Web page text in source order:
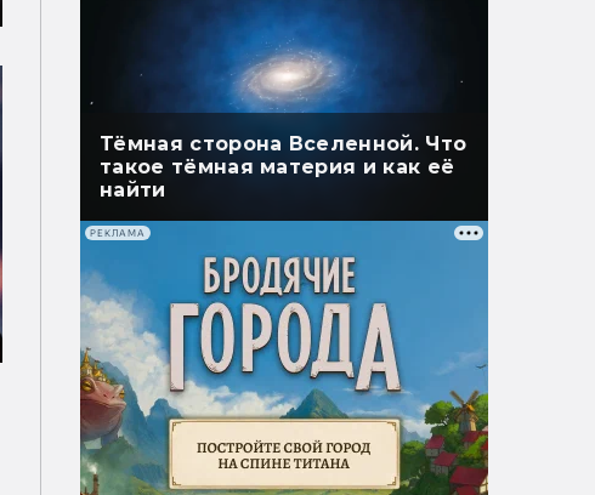
Тёмная сторона Вселенной. Что
такое тёмная материя и как её
найти
РЕКЛАМА